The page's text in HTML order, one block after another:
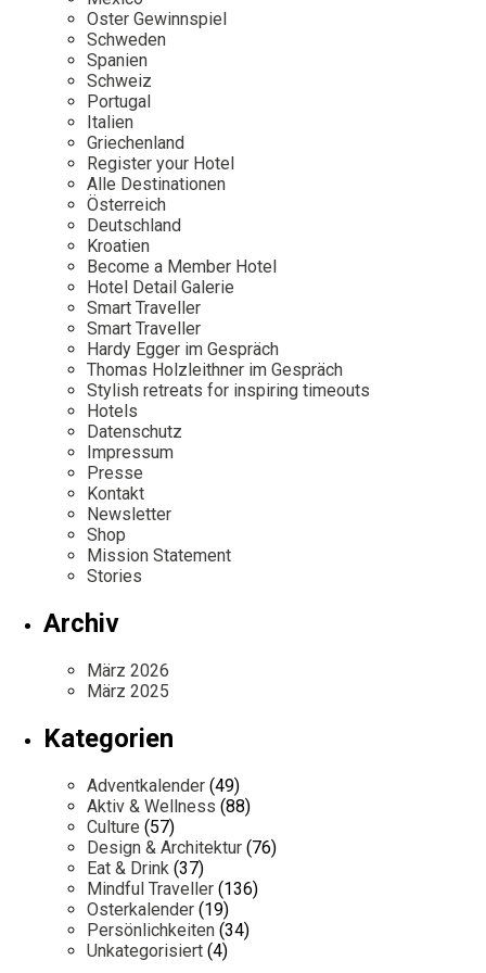
Mexico
Niederlande
Österreich
Portugal
Schweden
Spanien
Schweiz
Persönlichkeiten
Our Story
Career
Kontakt
Impressum
Oster Gewinnspiel
Schweden
Spanien
Schweiz
Portugal
Italien
Griechenland
Register your Hotel
Alle Destinationen
Österreich
Deutschland
Kroatien
Become a Member Hotel
Hotel Detail Galerie
Smart Traveller
Smart Traveller
Hardy Egger im Gespräch
Thomas Holzleithner im Gespräch
Stylish retreats for inspiring timeouts
Hotels
Datenschutz
Impressum
Presse
Kontakt
Newsletter
Shop
Mission Statement
Stories
Archiv
März 2026
März 2025
Kategorien
Adventkalender (49)
Aktiv & Wellness (88)
Culture (57)
Design & Architektur (76)
Eat & Drink (37)
Mindful Traveller (136)
Osterkalender (19)
Persönlichkeiten (34)
Unkategorisiert (4)